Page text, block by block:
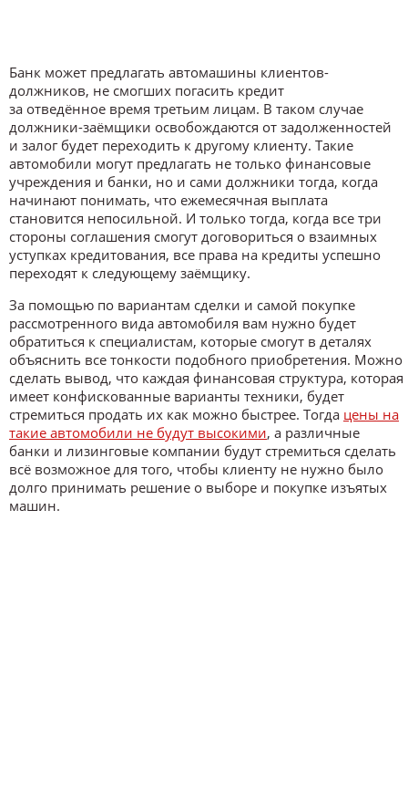
Банк может предлагать автомашины клиентов-
должников, не смогших погасить кредит
за отведённое время третьим лицам. В таком случае
должники-заёмщики освобождаются от задолженностей
и залог будет переходить к другому клиенту. Такие
автомобили могут предлагать не только финансовые
учреждения и банки, но и сами должники тогда, когда
начинают понимать, что ежемесячная выплата
становится непосильной. И только тогда, когда все три
стороны соглашения смогут договориться о взаимных
уступках кредитования, все права на кредиты успешно
переходят к следующему заёмщику.
За помощью по вариантам сделки и самой покупке
рассмотренного вида автомобиля вам нужно будет
обратиться к специалистам, которые смогут в деталях
объяснить все тонкости подобного приобретения. Можно
сделать вывод, что каждая финансовая структура, которая
имеет конфискованные варианты техники, будет
стремиться продать их как можно быстрее. Тогда цены на
такие автомобили не будут высокими, а различные
банки и лизинговые компании будут стремиться сделать
всё возможное для того, чтобы клиенту не нужно было
долго принимать решение о выборе и покупке изъятых
машин.